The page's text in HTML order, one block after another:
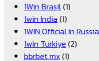
1Win Brasil(1)
1win India (1)
1WIN Official In Russia
1win Turkiye (2)
bbrbet mx(1)